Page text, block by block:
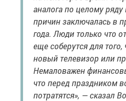
аналога по целому
причин заключалась в
года. Люди только что
еще соберутся для
новый телевизор или
Немаловажен
что перед праздником
потратятся», — сказал